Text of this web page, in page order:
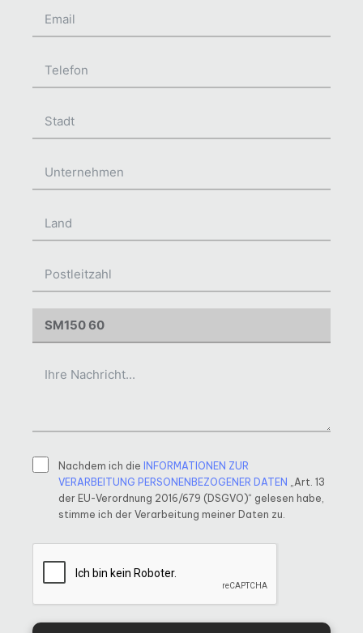
Nachdem ich die INFORMATIONEN ZUR
VERARBEITUNG PERSONENBEZOGENER DATEN
„Art. 13
der EU-Verordnung 2016/679 (DSGVO)“ gelesen habe,
stimme ich der Verarbeitung meiner Daten zu.